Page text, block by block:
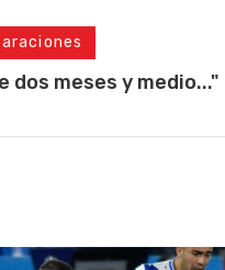
dos meses y medio..."